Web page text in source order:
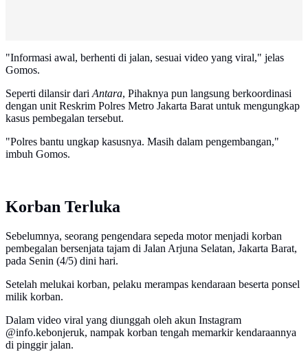
"Informasi awal, berhenti di jalan, sesuai video yang viral," jelas
Gomos.
Seperti dilansir dariAntara, Pihaknya pun langsung berkoordinasi
dengan unit Reskrim Polres Metro Jakarta Barat untuk mengungkap
kasus pembegalan tersebut.
"Polres bantu ungkap kasusnya. Masih dalam pengembangan,"
imbuh Gomos.
Korban Terluka
Sebelumnya, seorang pengendara sepeda motor menjadi korban
pembegalan bersenjata tajam di Jalan Arjuna Selatan, Jakarta Barat,
pada Senin (4/5) dini hari.
Setelah melukai korban, pelaku merampas kendaraan beserta ponsel
milik korban.
Dalam video viral yang diunggah oleh akun Instagram
@info.kebonjeruk, nampak korban tengah memarkir kendaraannya
di pinggir jalan.